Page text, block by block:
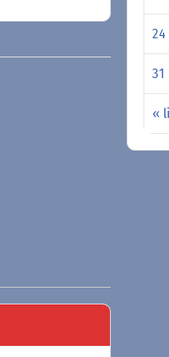
«
24
31